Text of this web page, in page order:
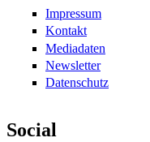
Impressum
Kontakt
Mediadaten
Newsletter
Datenschutz
Social